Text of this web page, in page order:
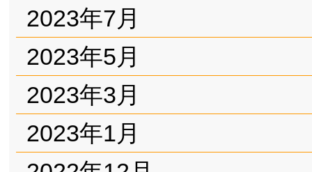
2023年7月
2023年5月
2023年3月
2023年1月